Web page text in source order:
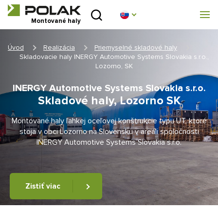
Montované haly
Úvod
Montované haly
Stanové haly
Technické parametry
Blog
Realizácia
Kontakt
Úvod Realizácia
Priemyselné skladové haly
Skladovacie haly INERGY Automotive Systems Slovakia s.r.o.,
Lozorno, SK
INERGY Automotive Systems Slovakia s.r.o.
Skladové haly, Lozorno SK
Montované haly ľahkej oceľovej konštrukcie typu UT, ktoré
stoja v obci Lozorno na Slovensku v areáli spoločnosti
INERGY Automotive Systems Slovakia s.r.o.
Zistiť viac